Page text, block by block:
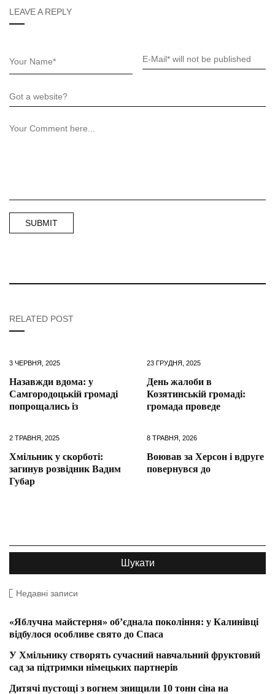
LEAVE A REPLY
RELATED POST
3 ЧЕРВНЯ, 2025
Назавжди вдома: у
Самгородоцькій громаді
попрощались із
23 ГРУДНЯ, 2025
День жалоби в
Козятинській громаді:
громада проведе
2 ТРАВНЯ, 2025
Хмільник у скорботі:
загинув розвідник Вадим
Губар
8 ТРАВНЯ, 2026
Воював за Херсон і вдруге
повернувся до
Недавні записи
«Яблучна майстерня» об’єднала покоління: у Калинівці
відбулося особливе свято до Спаса
У Хмільнику створять сучасний навчальний фруктовий
сад за підтримки німецьких партнерів
Дитячі пустощі з вогнем знищили 10 тонн сіна на